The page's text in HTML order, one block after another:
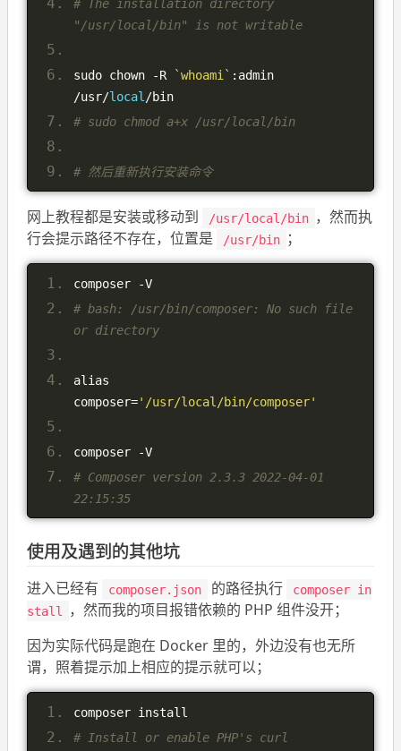
# The installation directory
"/usr/local/bin" is not writable
sudo chown -R `whoami` :
admin
/usr/local /bin
# sudo chmod a+x /usr/local/bin
# 然后重新执行安装命令
网上教程都是安装或移动到 /usr/local/bin ，然而执
行会提示路径不存在，位置是
/usr/bin ；
composer -V
# bash: /usr/bin/composer: No such file
or directory
alias
composer='/usr/local/bin/composer'
composer -V
# Composer version 2.3.3 2022-04-01
22:15:35
使用及遇到的其他坑
进入已经有 composer.json 的路径执行
composer in
stall
，然而我的项目报错依赖的 PHP 组件没开；
因为实际代码是跑在 Docker 里的，外边没有也无所
谓，照着提示加上相应的提示就可以；
composer install
# Install or enable PHP's curl